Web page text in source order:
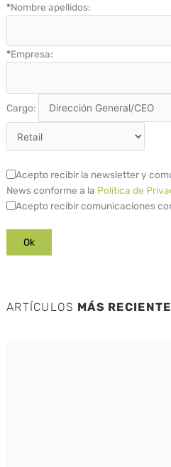
*Nombre apellidos:
*Empresa:
Cargo:
Acepto recibir la newsletter y
News conforme a la Política de
Acepto recibir comunicaciones
ARTÍCULOS MÁS